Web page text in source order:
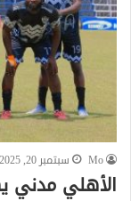
Mo سبتمبر 20, 2025
الأهلي مدني